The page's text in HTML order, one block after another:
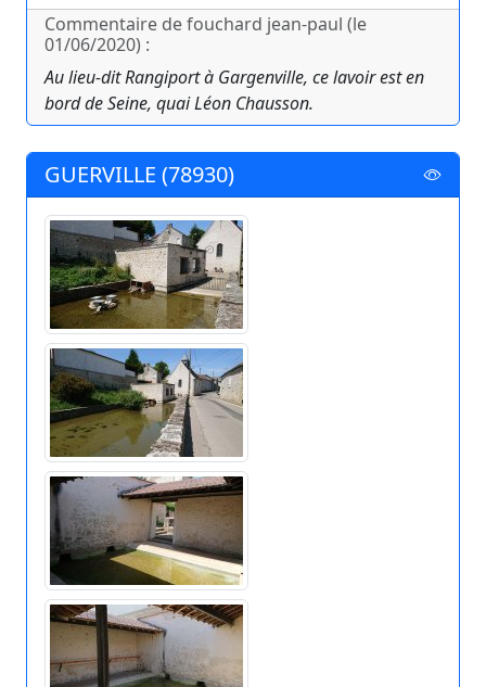
Commentaire de fouchard jean-paul (le
01/06/2020) :
Au lieu-dit Rangiport à Gargenville, ce lavoir est en
bord de Seine, quai Léon Chausson.
GUERVILLE (78930)